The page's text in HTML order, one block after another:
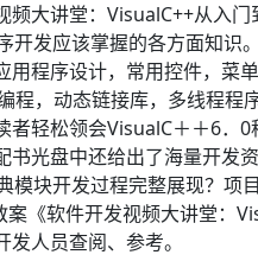
频大讲堂：VisualC++从入
开发应该掌握的各方面知识
用程序设计，常用控件，菜
程，动态链接库，多线程程
者轻松领会VisualC＋＋6．
书光盘中还给出了海量开发
模块开发过程完整展现？项
案《软件开发视频大讲堂：
发人员查阅、参考。